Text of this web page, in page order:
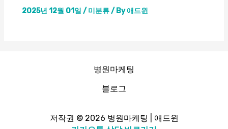
2025년 12월 01일 / 미분류/ By애드윈
병원마케팅
블로그
저작권 © 2026 병원마케팅 | 애드윈